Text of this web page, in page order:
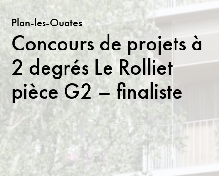
Plan-les-Ouates
Concours de projets à
2 degrés Le Rolliet
pièce G2 – finaliste